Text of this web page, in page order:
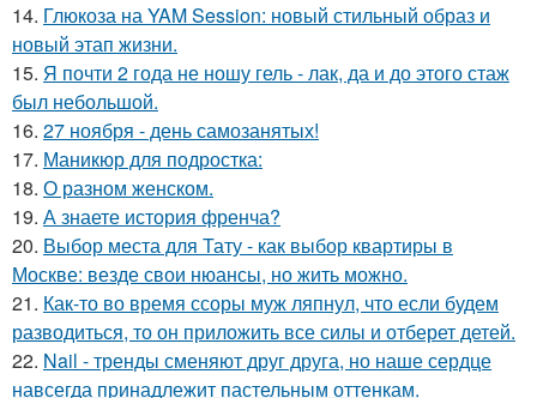
14. Глюкоза на YAM Session: новый стильный образ и
новый этап жизни.
15. Я почти 2 года не ношу гель - лак, да и до этого стаж
был небольшой.
16. 27 ноября - день самозанятых!
17. Маникюр для подростка:
18. О разном женском.
19. А знаете история френча?
20. Выбор места для Тату - как выбор квартиры в
Москве: везде свои нюансы, но жить можно.
21. Как-то во время ссоры муж ляпнул, что если будем
разводиться, то он приложить все силы и отберет детей.
22. Nail - тренды сменяют друг друга, но наше сердце
навсегда принадлежит пастельным оттенкам.